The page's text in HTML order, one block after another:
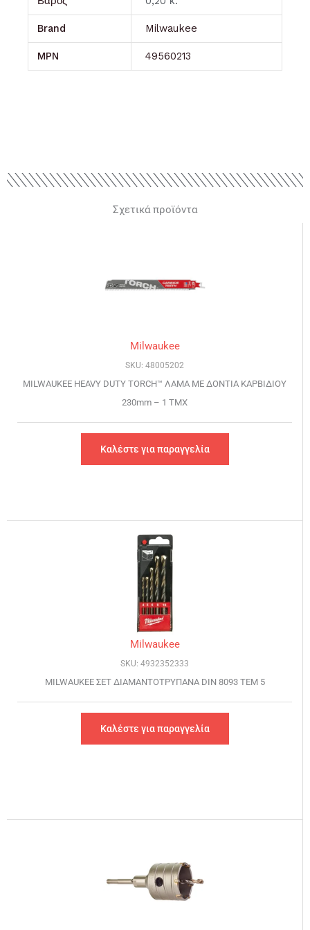
Brand Milwaukee
MPN 49560213
Σχετικά προϊόντα
Milwaukee
SKU: 48005202
MILWAUKEE HEAVY DUTY TORCH™ ΛΑΜΑ ΜΕ ΔΟΝΤΙΑ ΚΑΡΒΙΔΙΟΥ
230mm – 1 TMX
Καλέστε για παραγγελία
Milwaukee
SKU: 4932352333
MILWAUKEE ΣΕΤ ΔΙΑΜΑΝΤΟΤΡΥΠΑΝΑ DIN 8093 ΤΕΜ 5
Καλέστε για παραγγελία